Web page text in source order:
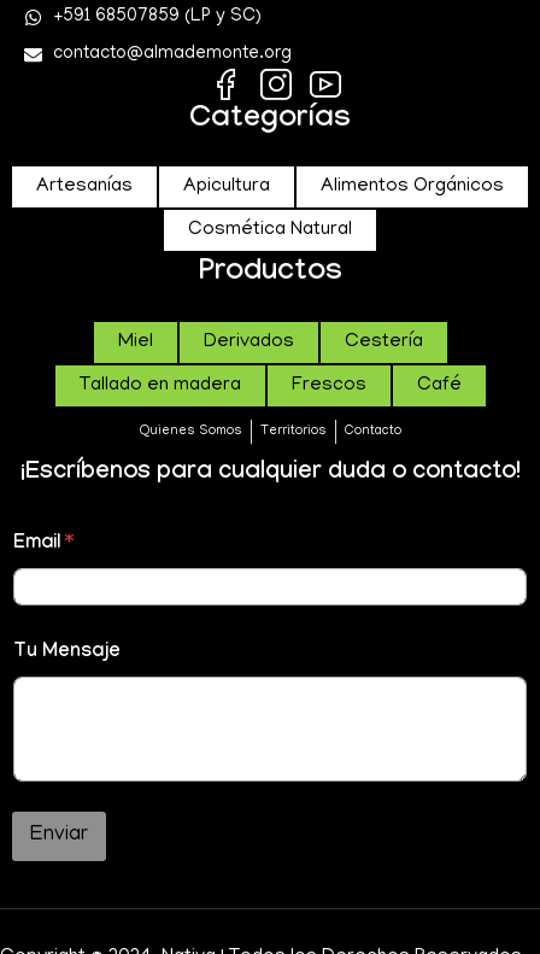
+591 68507859 (LP y SC)
contacto@almademonte.org
Categorías
Artesanías Apicultura
Alimentos Orgánicos
Cosmética Natural
Productos
Miel Derivados
Cestería
Tallado en madera
Frescos Café
Quienes Somos Territorios Contacto
¡Escríbenos para cualquier duda o contacto!
Email*
Tu Mensaje
Enviar